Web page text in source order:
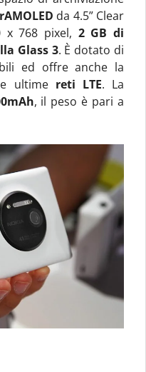
da 4.5” Clear
x 768 pixel, 2 GB di
Glass 3. È dotato di
ed offre anche la
ultimereti LTE. La
, il peso è pari a